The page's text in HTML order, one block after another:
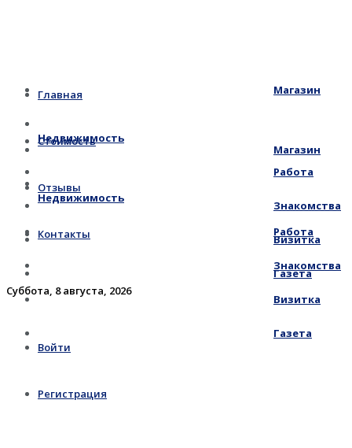
Главная
Стоимость
Отзывы
Контакты
Суббота, 8 августа, 2026
Войти
Регистрация
Магазин
Недвижимость
Работа
Знакомства
Визитка
Газета
Магазин
Недвижимость
Работа
Знакомства
Визитка
Газета